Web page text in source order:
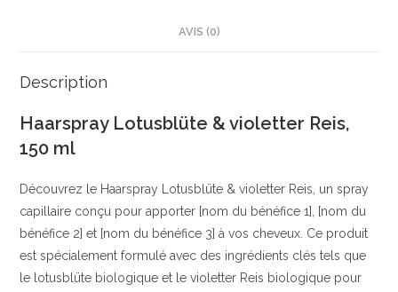
Intense
Ingrédients
Clés
|
alverde
NATURKOSMETIK
|
AVIS (0)
Description
Haarspray Lotusblüte & violetter Reis,
150 ml
Découvrez le Haarspray Lotusblüte & violetter Reis, un spray
capillaire conçu pour apporter [nom du bénéfice 1], [nom du
bénéfice 2] et [nom du bénéfice 3] à vos cheveux. Ce produit
est spécialement formulé avec des ingrédients clés tels que
le lotusblüte biologique et le violetter Reis biologique pour